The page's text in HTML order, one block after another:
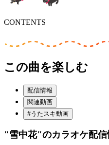
CONTENTS
この曲を楽しむ
配信情報
関連動画
#うたスキ動画
"雪中花"のカラオケ配信